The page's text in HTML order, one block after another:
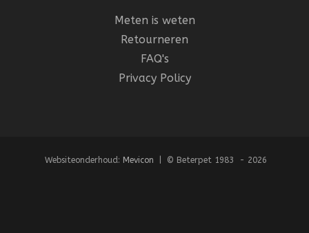
Meten is weten
Retourneren
FAQ's
Privacy Policy
Websiteonderhoud: Mevicon | © Beterpet 1983 - 2026